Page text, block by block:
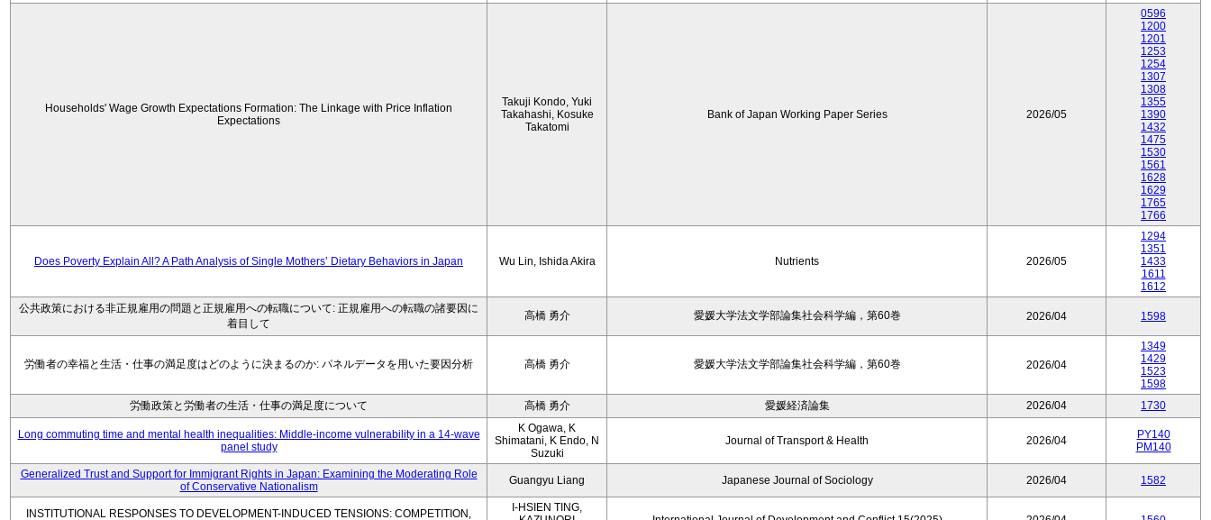
Households' Wage Growth Expectations Formation: The Linkage with Price Inflation
Expectations
Takuji Kondo, Yuki
Takahashi, Kosuke
Takatomi
Bank of Japan Working Paper Series 2026/05
0596
1200
1201
1253
1254
1307
1308
1355
1390
1432
1475
1530
1561
1628
1629
1765
1766
Does Poverty Explain All? A Path Analysis of Single Mothers’ Dietary Behaviors in Japan Wu Lin, Ishida Akira Nutrients 2026/05
1294
1351
1433
1611
1612
公共政策における非正規雇用の問題と正規雇用への転職について: 正規雇用への転職の諸要因に
着目して
高橋 勇介 愛媛大学法文学部論集社会科学編，第60巻 2026/04 1598
労働者の幸福と生活・仕事の満足度はどのように決まるのか: パネルデータを用いた要因分析 高橋 勇介 愛媛大学法文学部論集社会科学編，第60巻 2026/04
1349
1429
1523
1598
労働政策と労働者の生活・仕事の満足度について
高橋 勇介 愛媛経済論集 2026/04 1730
Long commuting time and mental health inequalities: Middle-income vulnerability in a 14-wave
panel study
K Ogawa, K
Shimatani, K Endo, N
Suzuki
Journal of Transport & Health 2026/04
PY140
PM140
Generalized Trust and Support for Immigrant Rights in Japan: Examining the Moderating Role
of Conservative Nationalism
Guangyu Liang Japanese Journal of Sociology 2026/04 1582
INSTITUTIONAL RESPONSES TO DEVELOPMENT-INDUCED TENSIONS: COMPETITION,
I-HSIEN TING,